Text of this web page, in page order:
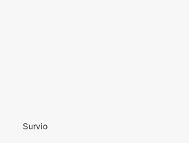
Survio